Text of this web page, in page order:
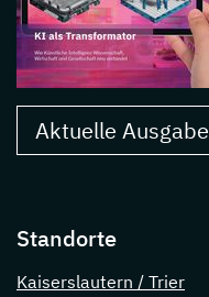
Aktuelle Ausgabe
Standorte
Kaiserslautern / Trier